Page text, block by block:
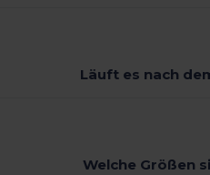
Läuft es nach
Welche Größen